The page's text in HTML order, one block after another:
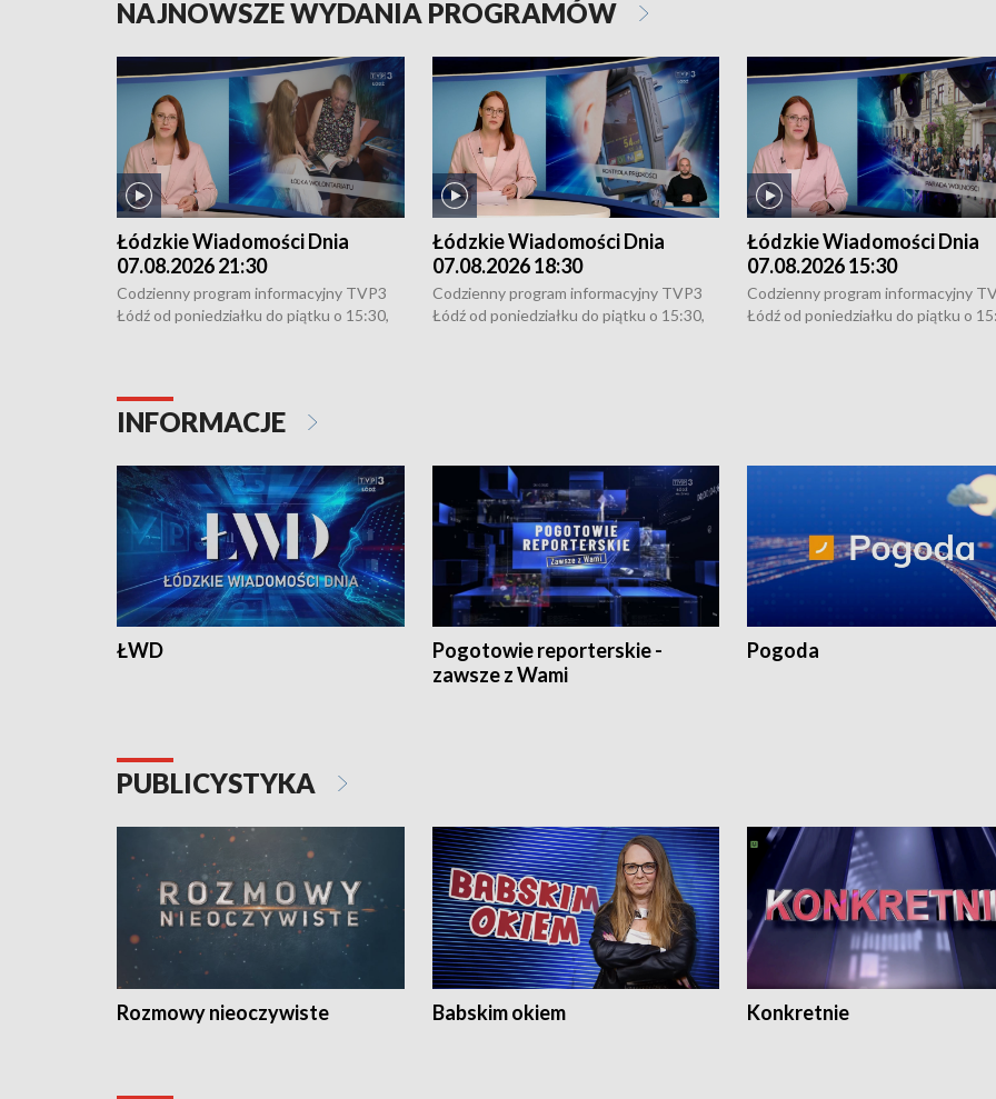
NAJNOWSZE WYDANIA PROGRAMÓW
Łódzkie Wiadomości Dnia
07.08.2026 21:30
Codzienny program informacyjny TVP3
Łódź od poniedziałku do piątku o 15:30,
Łódzkie Wiadomości Dnia
07.08.2026 18:30
Codzienny program informacyjny TVP3
Łódź od poniedziałku do piątku o 15:30,
Łódzkie Wiadomości Dnia
07.08.2026 15:30
Codzienny program informacyjny
Łódź od poniedziałku do piątku o
INFORMACJE
ŁWD
Pogotowie reporterskie -
zawsze z Wami
Pogoda
PUBLICYSTYKA
Rozmowy nieoczywiste Babskim okiem Konkretnie